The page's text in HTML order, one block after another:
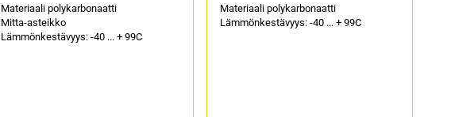
Materiaali polykarbonaatti
Mitta-asteikko
Lämmönkestävyys: -40 ... + 99C
Materiaali polykarbonaatti
Lämmönkestävyys: -40 ... + 99C